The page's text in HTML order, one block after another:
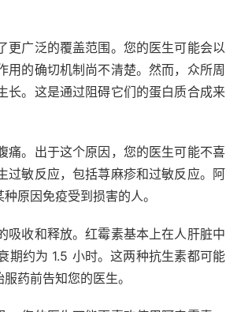
更广泛的覆盖范围。您的医生可能会以
的确切机制尚不清楚。然而，众所周
长。这是通过阻碍它们的蛋白质合成来
痛。出于这个原因，您的医生可能不喜
过敏反应，包括荨麻疹和过敏反应。阿
原因免疫受到损害的人。
吸收和释放。红霉素基本上在人肝脏中
期约为 1.5 小时。这两种抗生素都可能
药前告知您的医生。